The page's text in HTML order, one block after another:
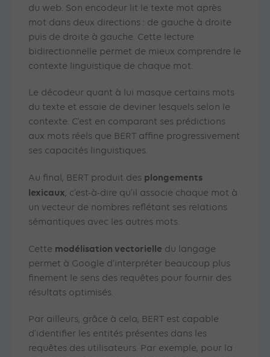
du web. Son encodeur lit le texte mot après
mot dans deux directions : de gauche à droite
puis de droite à gauche. Cette lecture
bidirectionnelle permet de mieux comprendre le
contexte linguistique de chaque mot.
Le décodeur quant à lui masque certains mots
du texte et essaie de deviner lesquels selon le
contexte. C’est en comparant ses prédictions
aux mots réels que BERT affine progressivement
ses capacités linguistiques.
Au final, BERT produit des plongements
lexicaux, c’est-à-dire qu’il associe chaque mot à
un vecteur de nombres reflétant ses relations
sémantiques avec les autres mots.
Cette modélisation vectorielle du langage
permet à Google d’interpréter beaucoup plus
finement le sens des requêtes pour fournir des
résultats optimisés.
Par ailleurs, grâce à cela, BERT est capable
d’identifier les entités présentes dans les
requêtes des utilisateurs. Par exemple, pour la